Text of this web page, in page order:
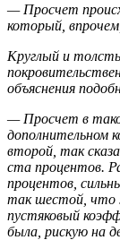
— Просчет
который,
Круглый и
объяснения
— Просчет в
дополнительном
второй, так
ста процентов.
процентов,
так шестой, что
пустяковый
была, рискую на